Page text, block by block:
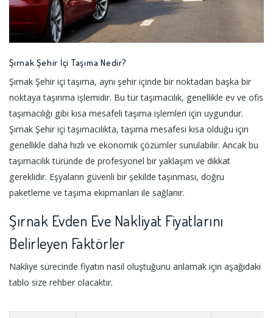
Şırnak Şehir İçi Taşıma Nedir?
Şırnak Şehir içi taşıma, aynı şehir içinde bir noktadan başka bir
noktaya taşınma işlemidir. Bu tür taşımacılık, genellikle ev ve ofis
taşımacılığı gibi kısa mesafeli taşıma işlemleri için uygundur.
Şırnak Şehir içi taşımacılıkta, taşıma mesafesi kısa olduğu için
genellikle daha hızlı ve ekonomik çözümler sunulabilir. Ancak bu
taşımacılık türünde de profesyonel bir yaklaşım ve dikkat
gereklidir. Eşyaların güvenli bir şekilde taşınması, doğru
paketleme ve taşıma ekipmanları ile sağlanır.
Şırnak Evden Eve Nakliyat Fiyatlarını
Belirleyen Faktörler
Nakliye sürecinde fiyatın nasıl oluştuğunu anlamak için aşağıdaki
tablo size rehber olacaktır.